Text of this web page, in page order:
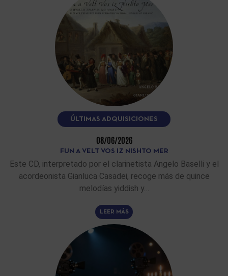
ÚLTIMAS ADQUISICIONES
08/06/2026
FUN A VELT VOS IZ NISHTO MER
Este CD, interpretado por el clarinetista Angelo Baselli y el
acordeonista Gianluca Casadei, recoge más de quince
melodías yiddish y…
LEER MÁS